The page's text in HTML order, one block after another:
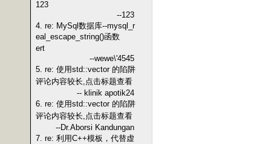
123
--123
4. re: MySql数据库--mysql_r
eal_escape_string()函数
ert
--wewe\'4545
5. re: 使用std::vector 的陷阱
评论内容较长,点击标题查看
-- klinik apotik24
6. re: 使用std::vector 的陷阱
评论内容较长,点击标题查看
--Dr.Aborsi Kandungan
7. re: 利用C++模板，代替虚